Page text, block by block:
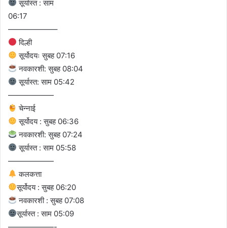
सूर्यास्त : साम
06:17
——————–
दिल्ही
सूर्योदयः सुबह 07:16
नवकारशी: सुबह 08:04
सूर्यास्त: साम 05:42
——————
चेन्नाई
सूर्योदय : सुबह 06:36
नवकारशी: सुबह 07:24
सूर्यास्त : साम 05:58
——————
कलकत्ता
सूर्योदय : सुबह 06:20
नवकारशी : सुबह 07:08
सूर्यास्त : साम 05:09